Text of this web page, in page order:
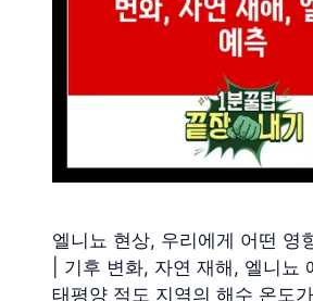
엘니뇨 현상, 우리에게 어떤 영
| 기후 변화, 자연 재해, 엘니뇨
태평양 적도 지역의 해수 온도